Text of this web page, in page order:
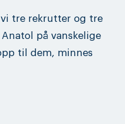
vi tre rekrutter og tre
på vanskelige
til dem, minnes